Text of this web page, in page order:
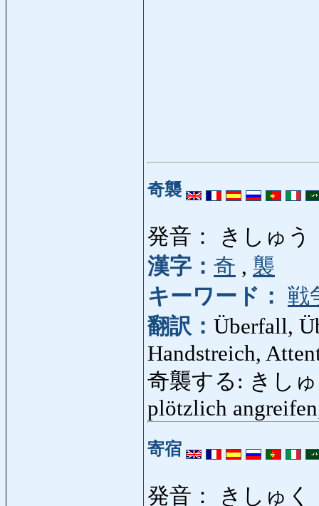
奇襲
発音： きしゅう
漢字： 奇 , 襲
キーワード： 戦
翻訳： Überfall,
Handstreich,
奇襲する: きしゅ
plötzlich
寄宿
発音： きしゅく